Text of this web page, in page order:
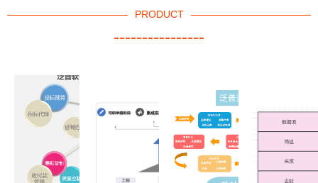
PRODUCT
----------------